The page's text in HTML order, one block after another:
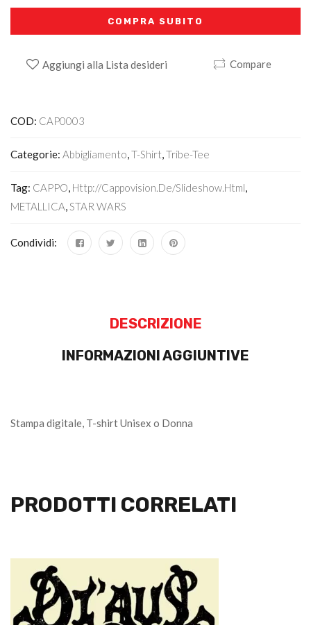
COMPRA SUBITO
Aggiungi alla Lista desideri Compare
COD: CAP0003
Categorie: Abbigliamento,T-Shirt,Tribe-Tee
Tag: CAPPO, Http://cappovision.de/slideshow.html,
METALLICA,STAR WARS
Condividi:
DESCRIZIONE
INFORMAZIONI AGGIUNTIVE
Stampa digitale, T-shirt Unisex o Donna
PRODOTTI CORRELATI